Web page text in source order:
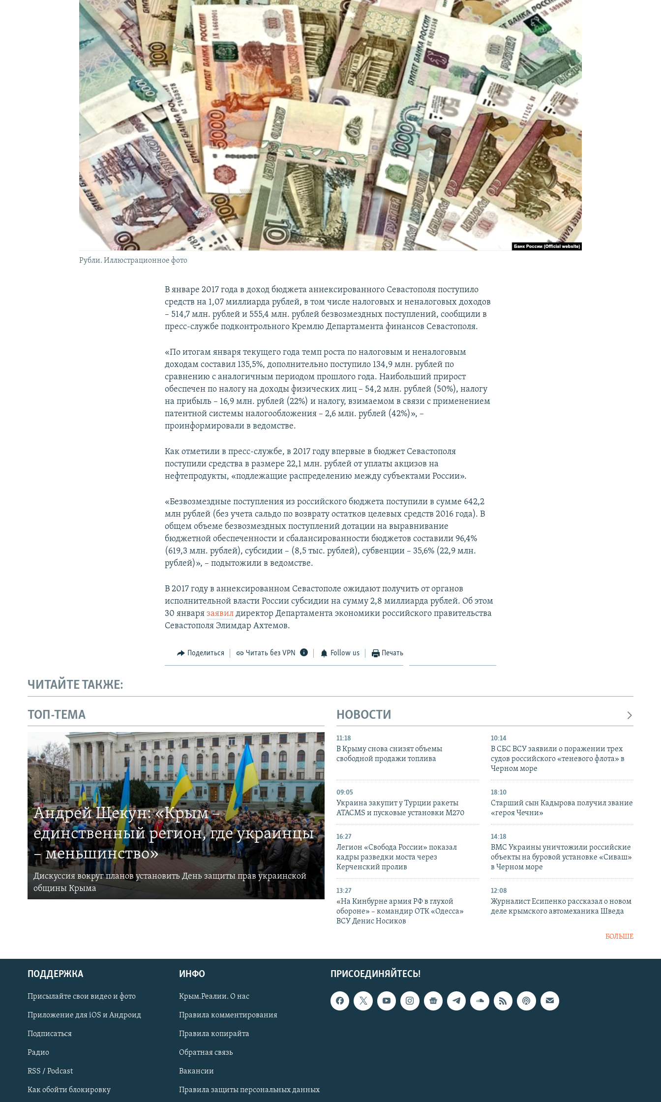
КРЫМ.НЕПОКОРЕННЫЙ
УКРАИНСКАЯ ПРОБЛЕМА КРЫМА
Українською
Qırımtatar
ПРИСОЕДИНЯЙТЕСЬ!
Рубли. Иллюстрационное фото
В январе 2017 года в доход бюджета аннексированного Севастополя поступило
средств на 1,07 миллиарда рублей, в том числе налоговых и неналоговых доходов
– 514,7 млн. рублей и 555,4 млн. рублей безвозмездных поступлений, сообщили в
пресс-службе подконтрольного Кремлю Департамента финансов Севастополя.
«По итогам января текущего года темп роста по налоговым и неналоговым
доходам составил 135,5%, дополнительно поступило 134,9 млн. рублей по
сравнению с аналогичным периодом прошлого года. Наибольший прирост
обеспечен по налогу на доходы физических лиц – 54,2 млн. рублей (50%), налогу
на прибыль – 16,9 млн. рублей (22%) и налогу, взимаемом в связи с применением
патентной системы налогообложения – 2,6 млн. рублей (42%)», –
проинформировали в ведомстве.
Как отметили в пресс-службе, в 2017 году впервые в бюджет Севастополя
поступили средства в размере 22,1 млн. рублей от уплаты акцизов на
нефтепродукты, «подлежащие распределению между субъектами России».
«Безвозмездные поступления из российского бюджета поступили в сумме 642,2
млн рублей (без учета сальдо по возврату остатков целевых средств 2016 года). В
общем объеме безвозмездных поступлений дотации на выравнивание
бюджетной обеспеченности и сбалансированности бюджетов составили 96,4%
(619,3 млн. рублей), субсидии – (8,5 тыс. рублей), субвенции – 35,6% (22,9 млн.
рублей)», – подытожили в ведомстве.
В 2017 году в аннексированном Севастополе ожидают получить от органов
исполнительной власти России субсидии на сумму 2,8 миллиарда рублей. Об этом
30 январязаявил директор Департамента экономики российского правительства
Севастополя Элимдар Ахтемов.
Поделиться Читать без VPN Follow us Печать
ЧИТАЙТЕ ТАКЖЕ:
ТОП-ТЕМА
Андрей Щекун: «Крым –
единственный регион, где украинцы
– меньшинство»
Дискуссия вокруг планов установить День защиты прав украинской
общины Крыма
НОВОСТИ
11:18
В Крыму снова снизят объемы
свободной продажи топлива
10:14
В СБС ВСУ заявили о поражении трех
судов российского «теневого флота» в
Черном море
09:05
Украина закупит у Турции ракеты
ATACMS и пусковые установки M270
18:10
Старший сын Кадырова получил звание
«героя Чечни»
16:27
Легион «Свобода России» показал
кадры разведки моста через
Керченский пролив
14:18
ВМС Украины уничтожили российские
объекты на буровой установке «Сиваш»
в Черном море
13:27
«На Кинбурне армия РФ в глухой
обороне» – командир ОТК «Одесса»
ВСУ Денис Носиков
12:08
Журналист Есипенко рассказал о новом
деле крымского автомеханика Шведа
БОЛЬШЕ
ПРИСОЕДИНЯЙТЕСЬ!
ПОДДЕРЖКА
Присылайте свои видео и фото
Приложение для iOS и Андроид
Подписаться
Радио
RSS / Podcast
Как обойти блокировку
ИНФО
Крым.Реалии. О нас
Правила комментирования
Правила копирайта
Обратная связь
Вакансии
Правила защиты персональных данных